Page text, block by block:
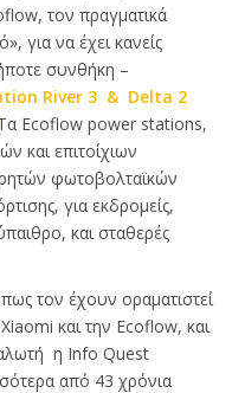
τον πραγματικά
για να έχει κανείς
συνθήκη –
River 3 & Delta 2
Ecoflow power stations,
και επιτοίχιων
φωτοβολταϊκών
για εκδρομείς,
και σταθερές
τον έχουν οραματιστεί
και την Ecoflow, και
η Info Quest
από 43 χρόνια